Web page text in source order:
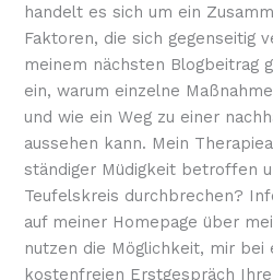
handelt es sich um ein
Faktoren, die sich gegenseitig
meinem nächsten Blogbeitrag
ein, warum einzelne
und wie ein Weg zu einer
aussehen kann. Mein
ständiger Müdigkeit betroffen
Teufelskreis durchbrechen?
auf meiner Homepage über
nutzen die Möglichkeit, mir bei
kostenfreien Erstgespräch